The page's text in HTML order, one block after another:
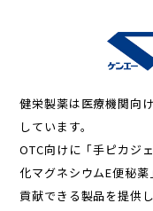
健栄製薬は医療機関向
しています。
OTC向けに「手ピカジ
化マグネシウムE便秘
貢献できる製品を提供